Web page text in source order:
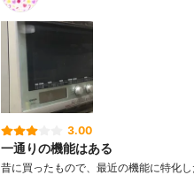
3.00
一通りの機能はある
昔に買ったもので、最近の機能に特化